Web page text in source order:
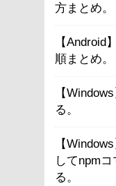
方まとめ。
【Android
順まとめ。
【
る。
【
してnpm
る。